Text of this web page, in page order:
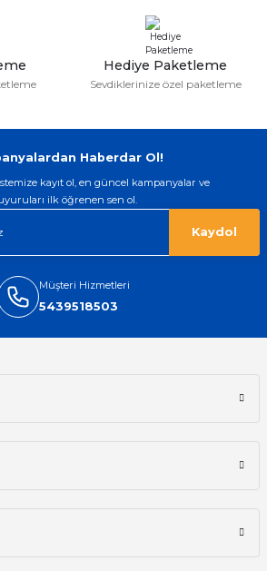
ölçülerini
yolladılar
Hediye Paketleme
Sevdiklerinize özel paketleme
Haberdar Ol!
kayıt ol, en güncel kampanyalar ve
ilk öğrenen sen ol.
Kaydol
Müşteri Hizmetleri
5439518503